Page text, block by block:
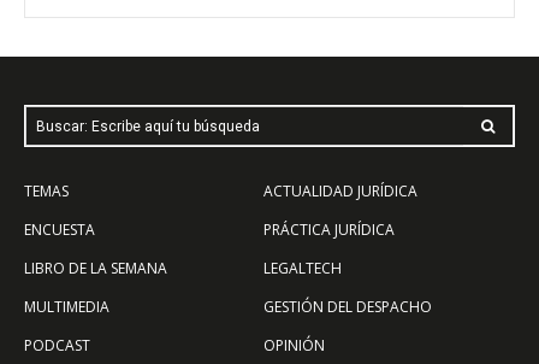
Buscar: Escribe aquí tu búsqueda
TEMAS
ENCUESTA
LIBRO DE LA SEMANA
MULTIMEDIA
PODCAST
ACTUALIDAD JURÍDICA
PRÁCTICA JURÍDICA
LEGALTECH
GESTIÓN DEL DESPACHO
OPINIÓN